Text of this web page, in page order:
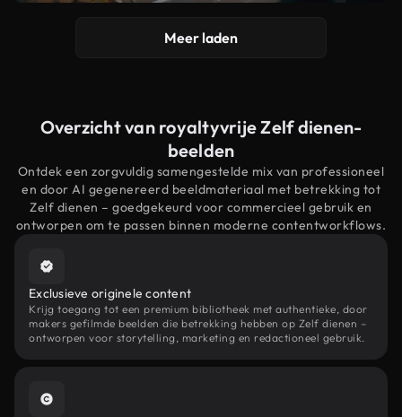
Meer laden
Overzicht van royaltyvrije Zelf dienen-
beelden
Ontdek een zorgvuldig samengestelde mix van professioneel
en door AI gegenereerd beeldmateriaal met betrekking tot
Zelf dienen – goedgekeurd voor commercieel gebruik en
ontworpen om te passen binnen moderne contentworkflows.
Exclusieve originele content
Krijg toegang tot een premium bibliotheek met authentieke, door
makers gefilmde beelden die betrekking hebben op Zelf dienen –
ontworpen voor storytelling, marketing en redactioneel gebruik.